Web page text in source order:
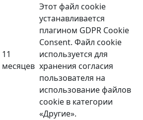
11
месяцев
Этот файл cookie
устанавливается
плагином GDPR Cookie
Consent. Файл cookie
используется для
хранения согласия
пользователя на
использование файлов
cookie в категории
«Другие».